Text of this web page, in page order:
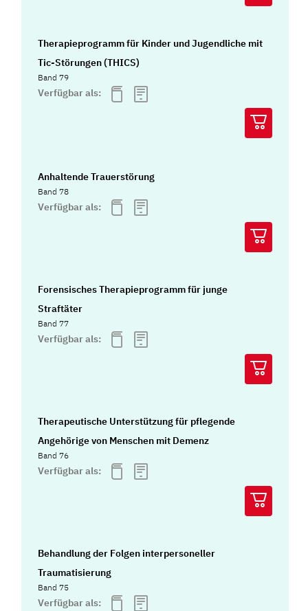
Therapieprogramm für Kinder und Jugendliche mit
Tic-Störungen (THICS)
Band 79
Verfügbar als:
Anhaltende Trauerstörung
Band 78
Verfügbar als:
Forensisches Therapieprogramm für junge
Straftäter
Band 77
Verfügbar als:
Therapeutische Unterstützung für pflegende
Angehörige von Menschen mit Demenz
Band 76
Verfügbar als:
Behandlung der Folgen interpersoneller
Traumatisierung
Band 75
Verfügbar als: